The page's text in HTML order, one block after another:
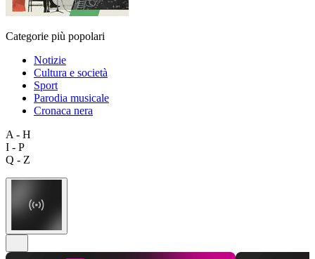
Categorie più popolari
Notizie
Cultura e società
Sport
Parodia musicale
Cronaca nera
A - H
I - P
Q - Z